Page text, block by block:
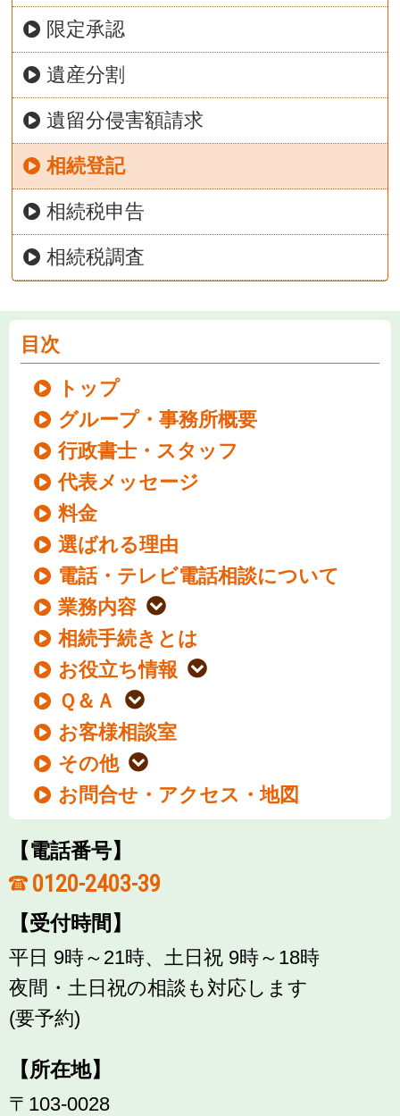
限定承認
遺産分割
遺留分侵害額請求
相続登記
相続税申告
相続税調査
目次
トップ
グループ・事務所概要
行政書士・スタッフ
代表メッセージ
料金
選ばれる理由
電話・テレビ電話相談について
業務内容
相続手続きとは
お役立ち情報
Ｑ＆Ａ
お客様相談室
その他
お問合せ・アクセス・地図
【電話番号】
0120-2403-39
【受付時間】
平日 9時～21時、土日祝 9時～18時
夜間・土日祝の相談も対応します
(要予約)
【所在地】
〒103-0028